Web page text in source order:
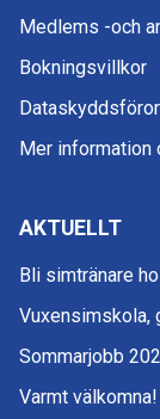
Medlems -och
Bokningsvillkor
Mer information
AKTUELLT
Bli simtränare
Vuxensimskola,
Sommarjobb
Varmt välkomna!